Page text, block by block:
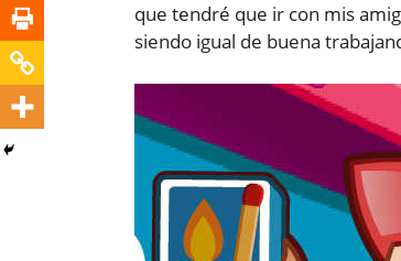
que tendré que ir con mis
siendo igual de buena